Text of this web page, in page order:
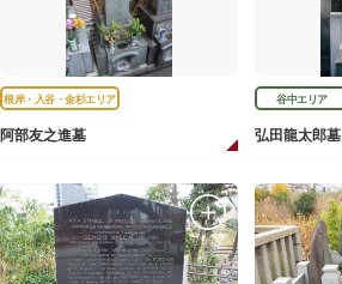
根岸・入谷・金杉エリア
阿部友之進墓
谷中エリア
弘田龍太郎墓